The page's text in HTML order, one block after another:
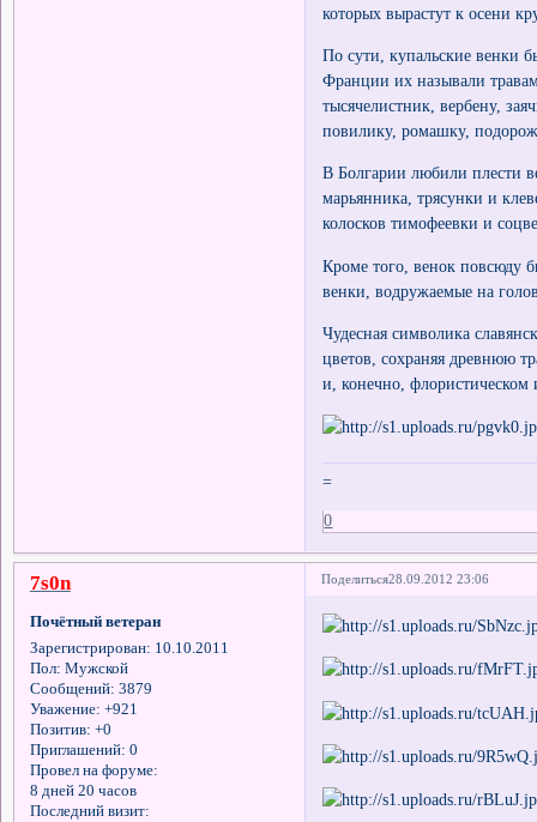
которых вырастут к осени
По сути, купальские венки
Франции их называли
тысячелистник, вербену,
повилику, ромашку,
В Болгарии любили плести
марьянника, трясунки и
колосков тимофеевки и
Кроме того, венок повсюду
венки, водружаемые на
Чудесная символика
цветов, сохраняя древнюю
и, конечно, флористическом
=
0
Поделиться28.09.2012 23:06
7s0n
Почётный ветеран
Зарегистрирован: 10.10.2011
Пол: Мужской
Сообщений: 3879
Уважение: +921
Позитив: +0
Приглашений: 0
Провел на форуме:
8 дней 20 часов
Последний визит: